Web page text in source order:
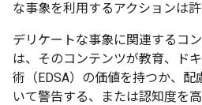
な事象を利用するアクションは許
デリケートな事象に関連するコ
は、そのコンテンツが教育、ド
術（EDSA）の価値を持つか、
いて警告する、または認知度を